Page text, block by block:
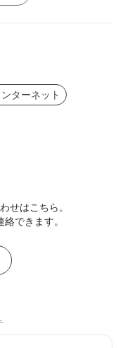
ターネット
せはこちら。
できます。